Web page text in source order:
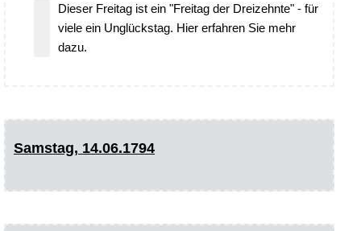
Dieser Freitag ist ein "Freitag der Dreizehnte" - für
viele ein Unglückstag. Hier erfahren Sie mehr
dazu.
Samstag, 14.06.1794